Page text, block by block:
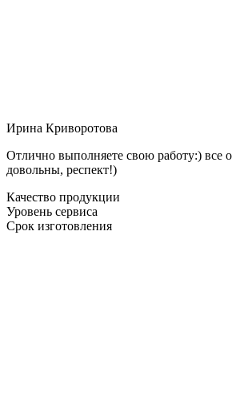
Ирина Криворотова
Отлично выполняете свою работу:) все
довольны, респект!)
Качество продукции
Уровень сервиса
Срок изготовления